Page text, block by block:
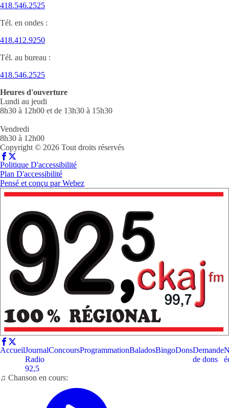
418.546.2525
Tél. en ondes :
418.412.9250
Tél. au bureau :
418.546.2525
Heures d'ouverture
Lundi au jeudi
8h30 à 12h00 et de 13h30 à 15h30
Vendredi
8h30 à 12h00
Copyright © 2026 Tout droits réservés
Politique D'accessibilité
Plan D'accessibilité
Pensé et conçu parWebez
AccueilJournal
Radio
92,5
ConcoursProgrammationBaladosBingoDonsDemande
de dons
♫ Chanson en cours: